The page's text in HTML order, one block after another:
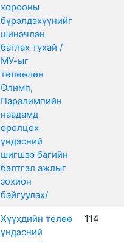
хорооны
бүрэлдэхүүнийг
шинэчлэн
батлах тухай /
МУ-ыг
төлөөлөн
Олимп,
Паралимпийн
наадамд
оролцох
үндэсний
шигшээ багийн
бэлтгэл ажлыг
зохион
байгуулах/
Хүүхдийн төлөө
үндэсний
114